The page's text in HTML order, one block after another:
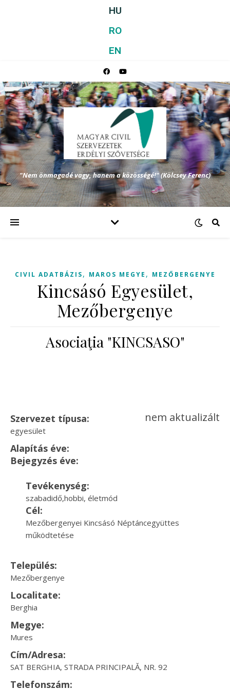
HU
RO
EN
"Nem önmagadé vagy, hanem a közösségé!" (Kölcsey Ferenc)
CIVIL ADATBÁZIS, MAROS MEGYE , MEZŐBERGENYE
Kincsásó Egyesület,
Mezőbergenye
Asociaţia "KINCSASO"
Szervezet típusa:
egyesület
nem aktualizált
Alapítás éve:
Bejegyzés éve:
Tevékenység:
szabadidő,hobbi, életmód
Cél:
Mezőbergenyei Kincsásó Néptáncegyüttes
működtetése
Település:
Mezőbergenye
Localitate:
Berghia
Megye:
Mures
Cím/Adresa:
SAT BERGHIA, STRADA PRINCIPALĂ, NR. 92
Telefonszám: